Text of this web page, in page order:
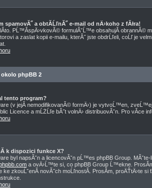
spamovĂ˝ a obtĂ­ĹľnĂ˝ e-mail od nÄ›koho z fĂłra!
lĂ­to. PĹ™Ă­spÄ›vkovĂ© formulĂˇĹ™e obsahujĂ­ obrannĂ©
a zaslat kopii e-mailu, kterĂ˝ jste obdrĹľeli, coĹľ je
phpBB 2
tento program?
(v jejĂ­ nemodifikovanĂ© formÄ›) je vytvoĹ™en,
Licence a mĹŻĹľe bĂ˝t volnÄ› distribuovĂˇn. Pro vĂ­ce
k dispozici funkce X?
byl napsĂˇn a licencovĂˇn pĹ™es phpBB Group.
a ovÄ›Ĺ™te si, co phpBB Group Ĺ™ekne.
ke zkouĹˇenĂ­ novĂ˝ch moĹľnostĂ­. ProsĂ­m, proÄŤtÄ›te